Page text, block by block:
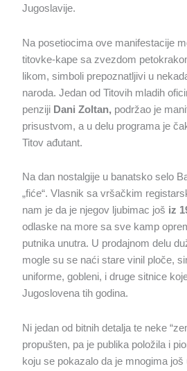
Jugoslavije.
Na posetiocima ove manifestacije
titovke-kape sa zvezdom
likom, simboli prepoznatljivi u
naroda. Jedan od Titovih mladih
penziji Dani Zoltan, podržao je
prisustvom, a u delu programa je
Titov ađutant.
Na dan nostalgije u banatsko selo
„fiće“. Vlasnik sa vršačkim
nam je da je njegov ljubimac još iz
odlaske na more sa sve kamp
putnika unutra. U prodajnom delu
mogle su se naći stare vinil ploče,
uniforme, gobleni, i druge sitnice
Jugoslovena tih godina.
Ni jedan od bitnih detalja te neke
propušten, pa je publika položila i
koju se pokazalo da je mnogima